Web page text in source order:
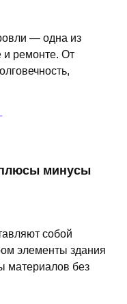
— одна из
и ремонте. От
минусы
собой
элементы здания
материалов без